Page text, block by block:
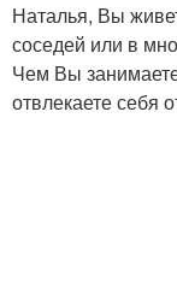
Наталья, Вы
соседей или в
Чем Вы
отвлекаете себя